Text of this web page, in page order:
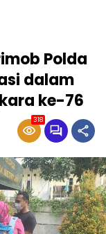
Polda
dalam
ke-76
318